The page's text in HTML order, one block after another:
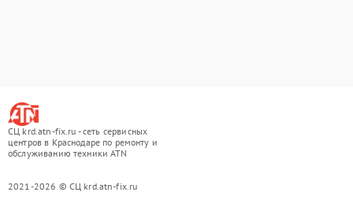
СЦ krd.atn-fix.ru - сеть сервисных
центров в Краснодаре по ремонту и
обслуживанию техники ATN
2021-2026 © СЦ krd.atn-fix.ru